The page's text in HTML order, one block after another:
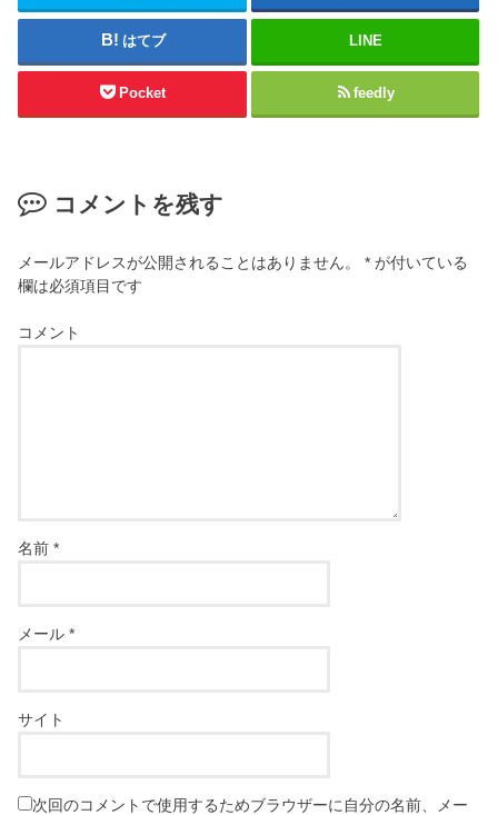
はてブ LINE
Pocket feedly
コメントを残す
メールアドレスが公開されることはありません。 * が付いている
欄は必須項目です
コメント
名前*
メール*
サイト
次回のコメントで使用するためブラウザーに自分の名前、メー